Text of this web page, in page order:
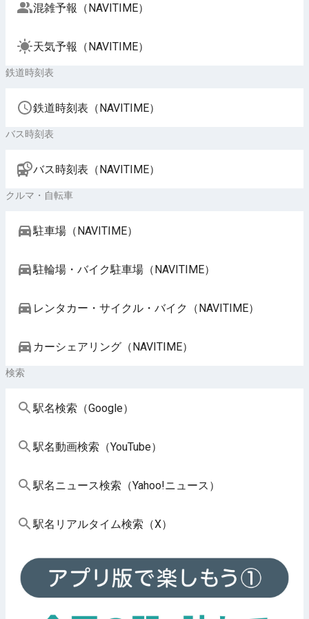
混雑予報（NAVITIME）
天気予報（NAVITIME）
鉄道時刻表
鉄道時刻表（NAVITIME）
バス時刻表
バス時刻表（NAVITIME）
クルマ・自転車
駐車場（NAVITIME）
駐輪場・バイク駐車場（NAVITIME）
レンタカー・サイクル・バイク（NAVITIME）
カーシェアリング（NAVITIME）
検索
駅名検索（Google）
駅名動画検索（YouTube）
駅名ニュース検索（Yahoo!ニュース）
駅名リアルタイム検索（X）